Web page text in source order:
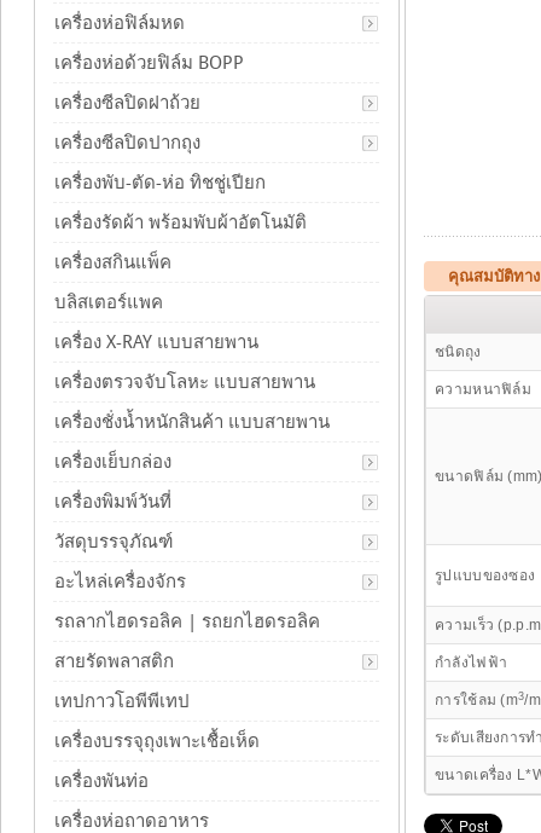
คุณสมบัติทาง
ชนิดถุง
ความหนาฟิล์ม
ขนาดฟิล์ม
รูปแบบของซอง
ความเร็ว
กำลังไฟฟ้า
การใช้ลม (m3/
ระดับเสียงการท
ขนาดเครื่อง
เครื่องห่อฟิล์มหด
เครื่องห่อด้วยฟิล์ม BOPP
เครื่องซีลปิดฝาถ้วย
เครื่องซีลปิดปากถุง
เครื่องพับ-ตัด-ห่อ ทิชชู่เปียก
เครื่องรัดผ้า พร้อมพับผ้าอัตโนมัติ
เครื่องสกินแพ็ค
บลิสเตอร์แพค
เครื่อง X-RAY แบบสายพาน
เครื่องตรวจจับโลหะ แบบสายพาน
เครื่องชั่งน้ำหนักสินค้า แบบสายพาน
เครื่องเย็บกล่อง
เครื่องพิมพ์วันที่
วัสดุบรรจุภัณฑ์
อะไหล่เครื่องจักร
รถลากไฮดรอลิค | รถยกไฮดรอลิค
สายรัดพลาสติก
เทปกาวโอพีพีเทป
เครื่องบรรจุถุงเพาะเชื้อเห็ด
เครื่องพันท่อ
เครื่องห่อถาดอาหาร